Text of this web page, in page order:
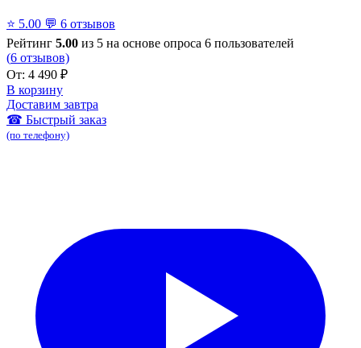
⭐ 5.00 💬 6 отзывов
Рейтинг 5.00 из 5 на основе опроса 6 пользователей
(6 отзывов)
От: 4 490 ₽
В корзину
Доставим завтра
☎ Быстрый заказ
(по телефону)